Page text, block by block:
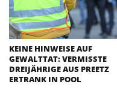
KEINE HINWEISE AUF
GEWALTTAT: VERMISSTE
DREIJÄHRIGE AUS PREETZ
ERTRANK IN POOL